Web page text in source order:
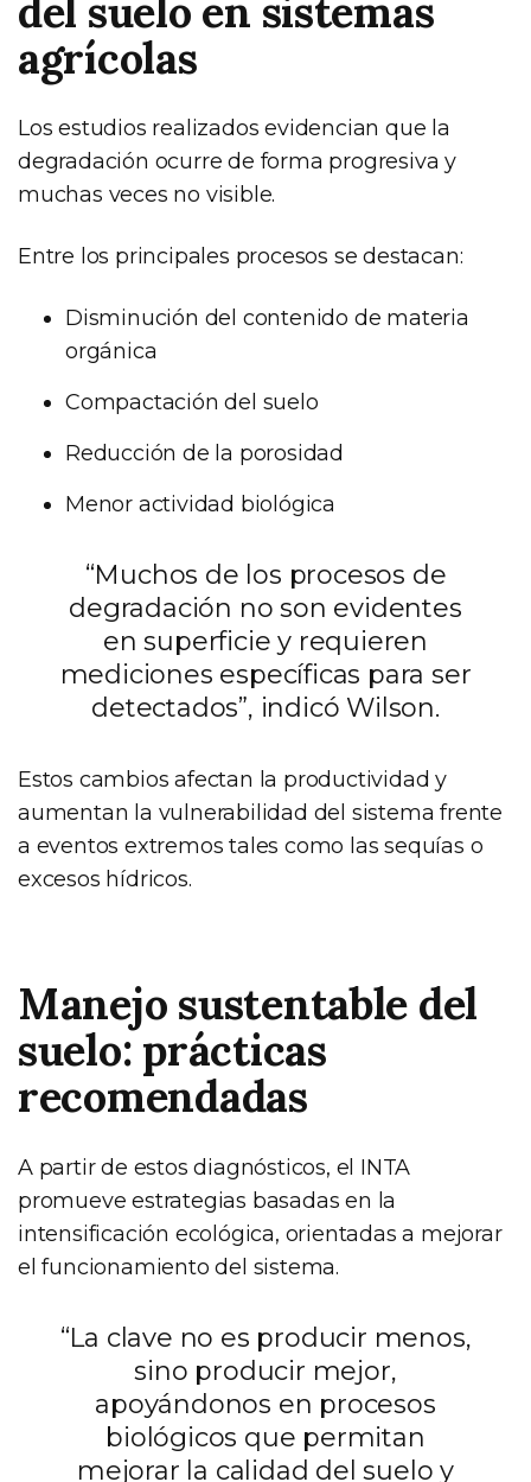
del suelo en sistemas
agrícolas
Los estudios realizados evidencian que la
degradación ocurre de forma progresiva y
muchas veces no visible.
Entre los principales procesos se destacan:
Disminución del contenido de materia
orgánica
Compactación del suelo
Reducción de la porosidad
Menor actividad biológica
“Muchos de los procesos de
degradación no son evidentes
en superficie y requieren
mediciones específicas para ser
detectados”, indicó Wilson.
Estos cambios afectan la productividad y
aumentan la vulnerabilidad del sistema frente
a eventos extremos tales como las sequías o
excesos hídricos.
Manejo sustentable del
suelo: prácticas
recomendadas
A partir de estos diagnósticos, el INTA
promueve estrategias basadas en la
intensificación ecológica, orientadas a mejorar
el funcionamiento del sistema.
“La clave no es producir menos,
sino producir mejor,
apoyándonos en procesos
biológicos que permitan
mejorar la calidad del suelo y